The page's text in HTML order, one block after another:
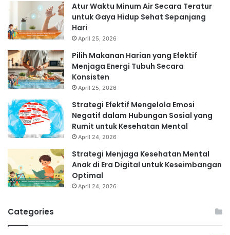
Atur Waktu Minum Air Secara Teratur
untuk Gaya Hidup Sehat Sepanjang
Hari
April 25, 2026
Pilih Makanan Harian yang Efektif
Menjaga Energi Tubuh Secara
Konsisten
April 25, 2026
Strategi Efektif Mengelola Emosi
Negatif dalam Hubungan Sosial yang
Rumit untuk Kesehatan Mental
April 24, 2026
Strategi Menjaga Kesehatan Mental
Anak di Era Digital untuk Keseimbangan
Optimal
April 24, 2026
Categories